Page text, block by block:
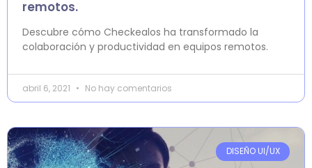
remotos.
Descubre cómo Checkealos ha transformado la
colaboración y productividad en equipos remotos.
abril 6, 2021 No hay comentarios
DISEÑO UI/UX